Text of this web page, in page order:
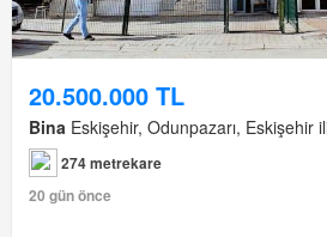
20.500.000 TL
Bina Eskişehir, Odunpazarı, Eskişehir
274 metrekare
20 gün önce